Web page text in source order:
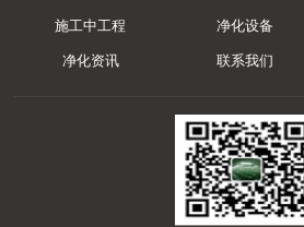
施工中工程 净化设备
净化资讯 联系我们